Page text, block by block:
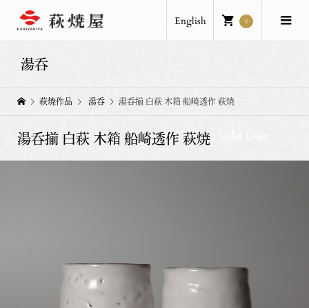
English 0
湯呑
萩焼作品 湯呑 湯呑揃 白萩 木箱 船崎透作 萩焼
湯呑揃 白萩 木箱 船崎透作 萩焼